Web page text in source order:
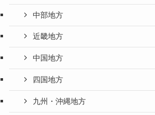
中部地方
近畿地方
中国地方
四国地方
九州・沖縄地方